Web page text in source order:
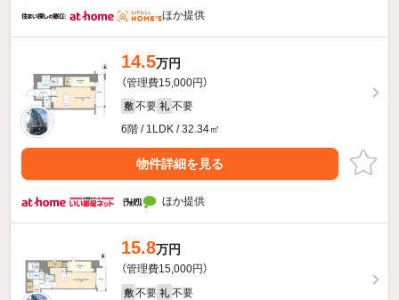
ほか提供
14.5万円
（管理費15,000円）
敷 不要 礼 不要
6階 / 1LDK / 32.34㎡
物件詳細を見る
ほか提供
15.8万円
（管理費15,000円）
敷 不要 礼 不要